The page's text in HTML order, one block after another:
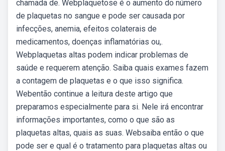
chamada de. Webplaquetose é o aumento do número
de plaquetas no sangue e pode ser causada por
infecções, anemia, efeitos colaterais de
medicamentos, doenças inflamatórias ou,.
Webplaquetas altas podem indicar problemas de
saúde e requerem atenção. Saiba quais exames fazem
a contagem de plaquetas e o que isso significa.
Webentão continue a leitura deste artigo que
preparamos especialmente para si. Nele irá encontrar
informações importantes, como o que são as
plaquetas altas, quais as suas. Websaiba então o que
pode ser e qual é o tratamento para plaquetas altas ou